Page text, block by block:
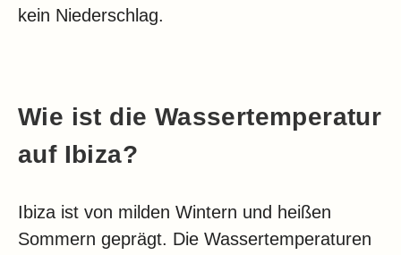
kein Niederschlag.
Wie ist die Wassertemperatur
auf Ibiza?
Ibiza ist von milden Wintern und heißen
Sommern geprägt. Die Wassertemperaturen